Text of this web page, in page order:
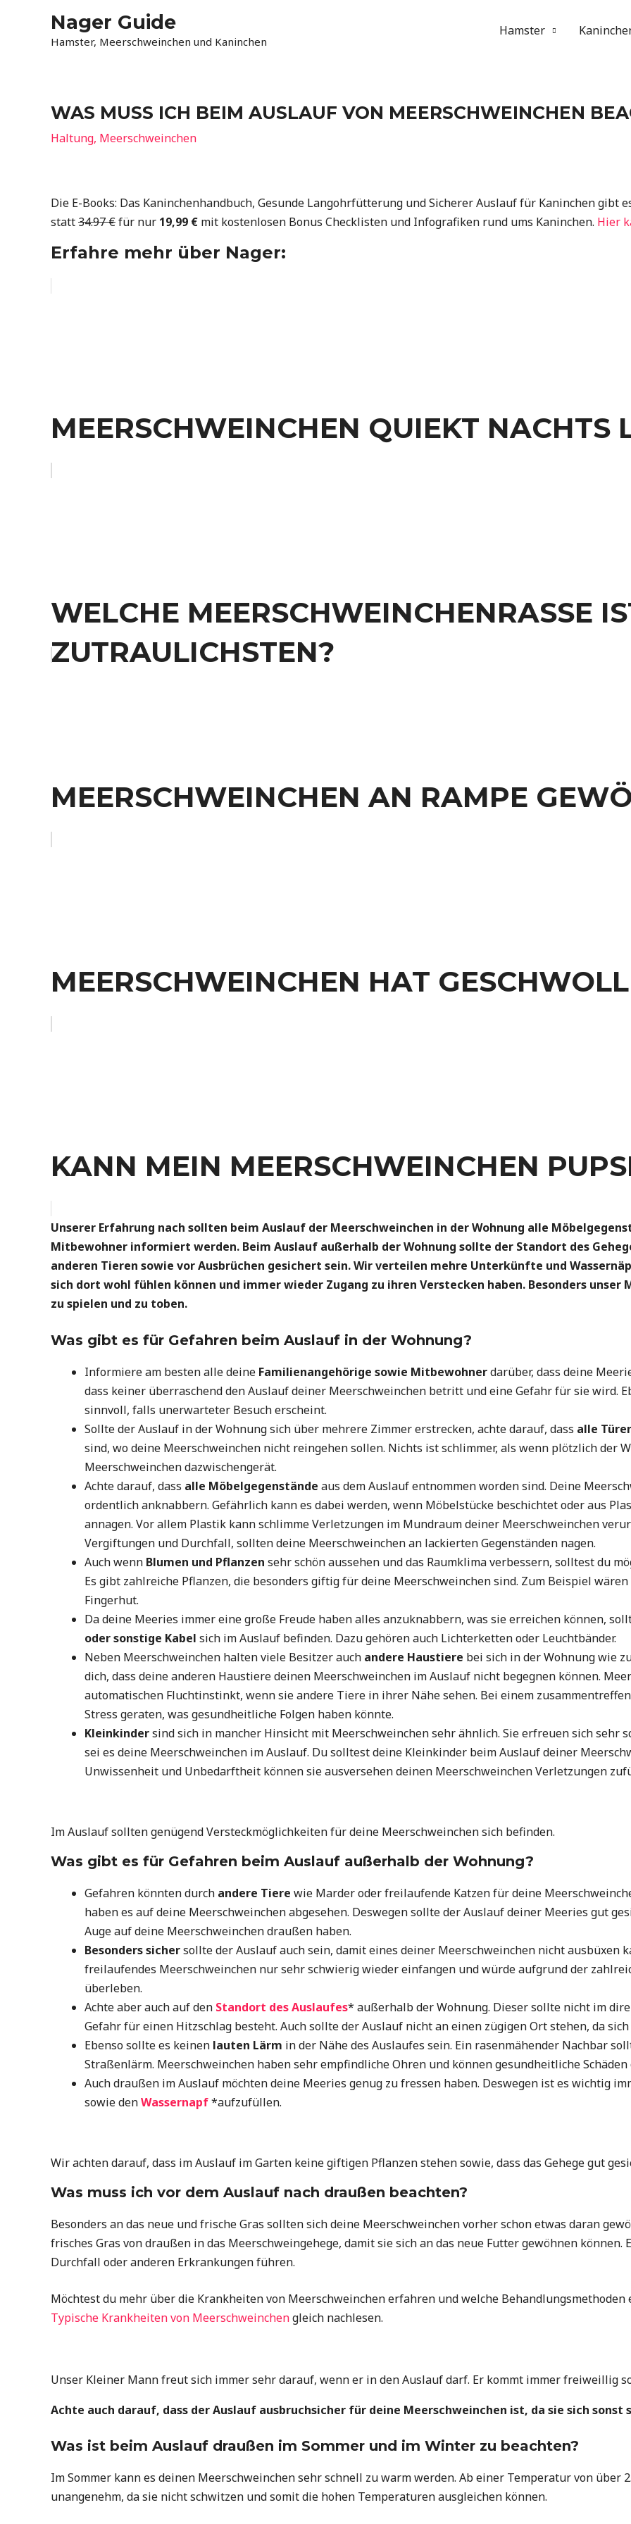
Nager Guide
Hamster, Meerschweinchen und Kaninchen
Hamster
WAS MUSS ICH BEIM AUSLAUF VON MEERSCHWEINCHEN
Haltung, Meerschweinchen
Die E-Books: Das Kaninchenhandbuch, Gesunde Langohrfütterung und Sicherer Auslauf für Kaninchen gibt
statt34.97 €für nur 19,99 € mit kostenlosen Bonus Checklisten und Infografiken rund ums Kaninchen. Hier
Erfahre mehr über Nager:
MEERSCHWEINCHEN QUIEKT NACHTS
WELCHE MEERSCHWEINCHENRASSE
ZUTRAULICHSTEN?
MEERSCHWEINCHEN AN RAMPE
MEERSCHWEINCHEN HAT
KANN MEIN MEERSCHWEINCHEN
Unserer Erfahrung nach sollten beim Auslauf der Meerschweinchen in der Wohnung alle
Mitbewohner informiert werden. Beim Auslauf außerhalb der Wohnung sollte der Standort des
anderen Tieren sowie vor Ausbrüchen gesichert sein. Wir verteilen mehre Unterkünfte und
sich dort wohl fühlen können und immer wieder Zugang zu ihren Verstecken haben. Besonders
zu spielen und zu toben.
Was gibt es für Gefahren beim Auslauf in der Wohnung?
Informiere am besten alle deine Familienangehörige sowie Mitbewohnerdarüber, dass deine
dass keiner überraschend den Auslauf deiner Meerschweinchen betritt und eine Gefahr für sie wird.
sinnvoll, falls unerwarteter Besuch erscheint.
Sollte der Auslauf in der Wohnung sich über mehrere Zimmer erstrecken, achte darauf, dass alle
sind, wo deine Meerschweinchen nicht reingehen sollen. Nichts ist schlimmer, als wenn plötzlich der
Meerschweinchen dazwischengerät.
Achte darauf, dass alle Möbelgegenstände aus dem Auslauf entnommen worden sind. Deine
ordentlich anknabbern. Gefährlich kann es dabei werden, wenn Möbelstücke beschichtet oder aus
annagen. Vor allem Plastik kann schlimme Verletzungen im Mundraum deiner Meerschweinchen
Vergiftungen und Durchfall, sollten deine Meerschweinchen an lackierten Gegenständen nagen.
Auch wenn Blumen und Pflanzen sehr schön aussehen und das Raumklima verbessern, solltest du
Es gibt zahlreiche Pflanzen, die besonders giftig für deine Meerschweinchen sind. Zum Beispiel
Fingerhut.
Da deine Meeries immer eine große Freude haben alles anzuknabbern, was sie erreichen können,
oder sonstige Kabel sich im Auslauf befinden. Dazu gehören auch Lichterketten oder Leuchtbänder.
Neben Meerschweinchen halten viele Besitzer auch andere Haustiere bei sich in der Wohnung wie
dich, dass deine anderen Haustiere deinen Meerschweinchen im Auslauf nicht begegnen können.
automatischen Fluchtinstinkt, wenn sie andere Tiere in ihrer Nähe sehen. Bei einem
Stress geraten, was gesundheitliche Folgen haben könnte.
Kleinkindersind sich in mancher Hinsicht mit Meerschweinchen sehr ähnlich. Sie erfreuen sich sehr
sei es deine Meerschweinchen im Auslauf. Du solltest deine Kleinkinder beim Auslauf deiner
Unwissenheit und Unbedarftheit können sie ausversehen deinen Meerschweinchen Verletzungen
Im Auslauf sollten genügend Versteckmöglichkeiten für deine Meerschweinchen sich befinden.
Was gibt es für Gefahren beim Auslauf außerhalb der Wohnung?
Gefahren könnten durch andere Tiere wie Marder oder freilaufende Katzen für deine
haben es auf deine Meerschweinchen abgesehen. Deswegen sollte der Auslauf deiner Meeries gut
Auge auf deine Meerschweinchen draußen haben.
Besonders sichersollte der Auslauf auch sein, damit eines deiner Meerschweinchen nicht ausbüxen
freilaufendes Meerschweinchen nur sehr schwierig wieder einfangen und würde aufgrund der
überleben.
Achte aber auch auf den Standort des Auslaufes* außerhalb der Wohnung. Dieser sollte nicht im
Gefahr für einen Hitzschlag besteht. Auch sollte der Auslauf nicht an einen zügigen Ort stehen, da
Ebenso sollte es keinen lauten Lärm in der Nähe des Auslaufes sein. Ein rasenmähender Nachbar
Straßenlärm. Meerschweinchen haben sehr empfindliche Ohren und können gesundheitliche
Auch draußen im Auslauf möchten deine Meeries genug zu fressen haben. Deswegen ist es wichtig
sowie denWassernapf*aufzufüllen.
Wir achten darauf, dass im Auslauf im Garten keine giftigen Pflanzen stehen sowie, dass das Gehege gut
Was muss ich vor dem Auslauf nach draußen beachten?
Besonders an das neue und frische Gras sollten sich deine Meerschweinchen vorher schon etwas daran
frisches Gras von draußen in das Meerschweingehege, damit sie sich an das neue Futter gewöhnen
Durchfall oder anderen Erkrankungen führen.
Möchtest du mehr über die Krankheiten von Meerschweinchen erfahren und welche
Typische Krankheiten von Meerschweinchengleich nachlesen.
Unser Kleiner Mann freut sich immer sehr darauf, wenn er in den Auslauf darf. Er kommt immer freiweillig
Achte auch darauf, dass der Auslauf ausbruchsicher für deine Meerschweinchen ist, da sie sich sonst
Was ist beim Auslauf draußen im Sommer und im Winter zu beachten?
Im Sommer kann es deinen Meerschweinchen sehr schnell zu warm werden. Ab einer Temperatur von über
unangenehm, da sie nicht schwitzen und somit die hohen Temperaturen ausgleichen können.